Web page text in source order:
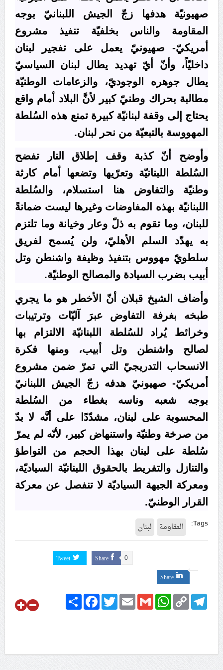
علماء البحرين: طلب الترخيص والإجازة من السلطة في
ممارسة الشعائر الحسينيّة هو في حقيقته محاربة لقضيّة
الإمام الحسين «ع»
لجنة مراسم الوداع والتشييع ومواراة الجثمان للإمام الشهيد
السيّد علي الحسيني الخامنئي تنشر تفاصيل التشييع في
إيران والعراق
صهيونيّة هدفها زجّ الجيش اللبنانيّ بوجه
المقاومة والناس بخلفيّة تنفيذ مشروع
أمريكيّ- صهيونيّ يعمل على تفجير لبنان
داخليّاً، وأنّ أيّ تهديد يطال لبنان السياسيّ
يطال جوهره الوجوديّ، والزعامات الوطنيّة
مطالبة بحراك وطنيّ كبير لأنَّ البلاد أمام واقع
يحتاج إلى وقفة لبنانيّة كبيرة تمنع هذه السُلطة
المهووسة بالتبعيّة من نحر لبنان.
وأوضح أنّ كذبة وقف إطلاق النار تفضح
السُلطة اللبنانيّة وتعرّيها وتضعها أمام كارثة
وطنيّة والتفاوض هنا استسلام، والسُلطة
اللبنانيّة بهذه المفاوضات وغيرها ليست ضمانةً
للبنان، وما تقوم به ذلّ وعار وخيانة وما تلتزم
به يهدّد السلم الأهليّ، ولن يُسمح لفريق
سلطويّ مهووس بتنفيذ وظيفة واشنطن وتل
أبيب بضرب السيادة والمصالح الوطنيّة.
وأضاف الشيخ قبلان أنّ الأخطر هو ما يجري
طبخه بغرفة التفاوض عبرَ آليّات وترتيبات
وخرائط يُراد للسُلطة اللبنانيّة الالتزام بها
لصالح واشنطن وتل أبيب، ومنها فكرة
الانسحاب التدريجيّ التي تمرّ ضمن مشروع
أمريكيّ- صهيونيّ هدفه زجّ الجيش اللبنانيّ
بوجه شعبه وناسه بغطاء من السُلطة
المحسوبة على لبنان، مشدّدًا على أنَّه لا بدّ
من صرخة وطنيّة واستنهاض كبير، لأنّه لم يمرّ
سُلطة على لبنان بهذا الحجم من التواطؤ
والتنازل والتفريط بالحقوق اللبنانيّة السياديّة،
ومعركة الجبهة السياديّة لا تنفصل عن معركة
القرار الوطنيّ.
Tags: المقاومة لبنان
Share 0
Tweet
Share
ShareFacebookTwitterEmailGmail
WhatsApp Copy
Link
Telegram